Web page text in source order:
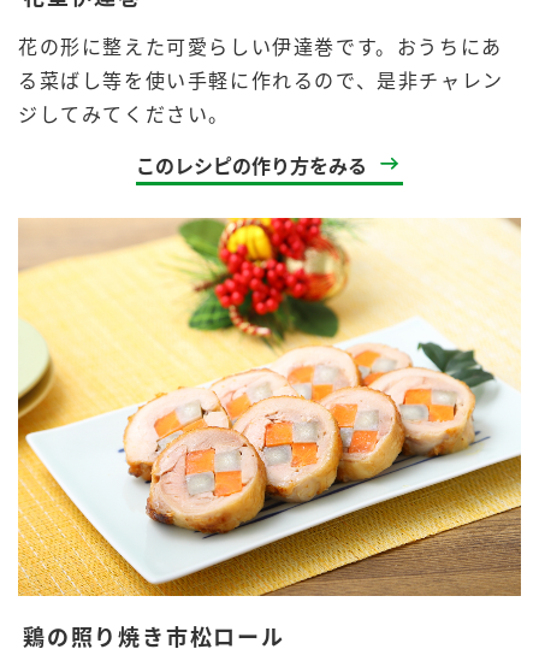
花の形に整えた可愛らしい伊達巻です。おうちにあ
る菜ばし等を使い手軽に作れるので、是非チャレン
ジしてみてください。
このレシピの作り方をみる
鶏の照り焼き市松ロール